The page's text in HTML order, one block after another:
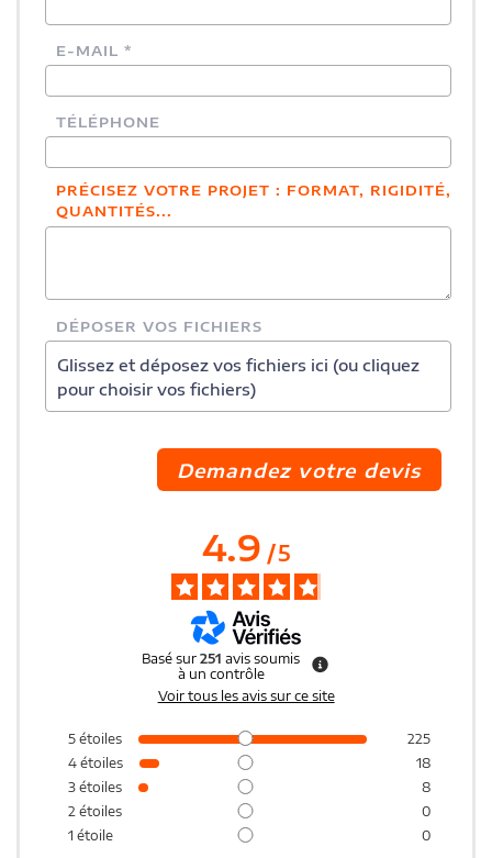
E-MAIL *
TÉLÉPHONE
PRÉCISEZ VOTRE PROJET : FORMAT, RIGIDITÉ,
QUANTITÉS...
DÉPOSER VOS FICHIERS
Glissez et déposez vos fichiers ici (ou cliquez
pour choisir vos fichiers)
4.9/5
Basé sur251 avis soumis
à un contrôle
Voir tous les avis sur ce site
5 étoiles
225
4 étoiles
18
3 étoiles
8
2 étoiles
0
1 étoile 0